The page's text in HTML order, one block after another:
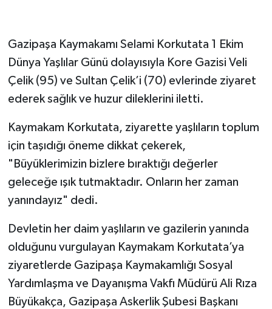
Gazipaşa Kaymakamı Selami Korkutata 1 Ekim
Dünya Yaşlılar Günü dolayısıyla Kore Gazisi Veli
Çelik (95) ve Sultan Çelik’i (70) evlerinde ziyaret
ederek sağlık ve huzur dileklerini iletti.
Kaymakam Korkutata, ziyarette yaşlıların toplum
için taşıdığı öneme dikkat çekerek,
"Büyüklerimizin bizlere bıraktığı değerler
geleceğe ışık tutmaktadır. Onların her zaman
yanındayız" dedi.
Devletin her daim yaşlıların ve gazilerin yanında
olduğunu vurgulayan Kaymakam Korkutata’ya
ziyaretlerde Gazipaşa Kaymakamlığı Sosyal
Yardımlaşma ve Dayanışma Vakfı Müdürü Ali Rıza
Büyükakça, Gazipaşa Askerlik Şubesi Başkanı